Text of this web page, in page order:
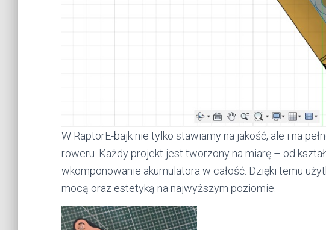
W RaptorE-bajk nie tylko stawiamy na jakość, ale i na
roweru. Każdy projekt jest tworzony na miarę – od
wkomponowanie akumulatora w całość. Dzięki temu
mocą oraz estetyką na najwyższym poziomie.